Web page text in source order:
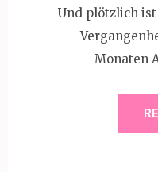
Und plötzlich ist
Monaten